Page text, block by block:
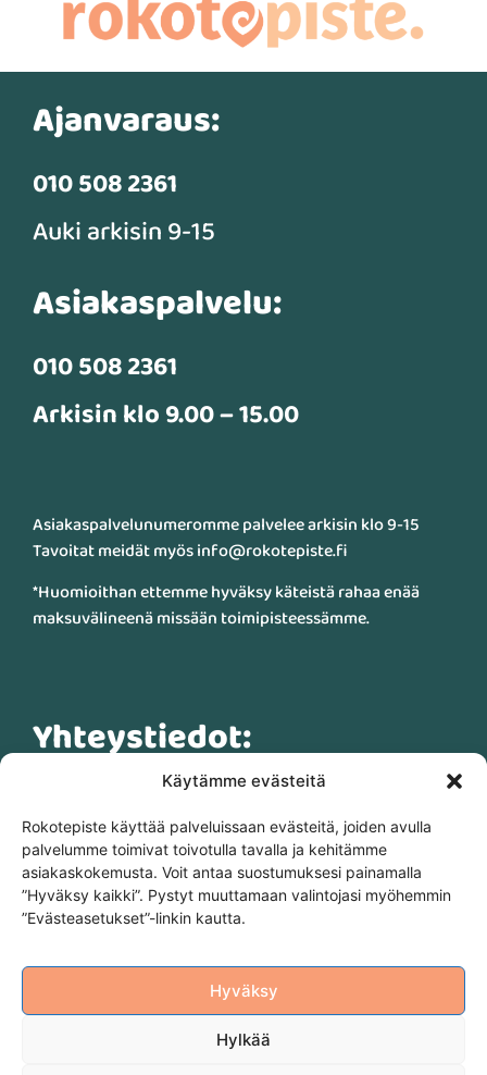
Käytämme evästeitä
Rokotepiste käyttää palveluissaan evästeitä, joiden avulla
palvelumme toimivat toivotulla tavalla ja kehitämme
asiakaskokemusta. Voit antaa suostumuksesi painamalla
”Hyväksy kaikki”. Pystyt muuttamaan valintojasi myöhemmin
”Evästeasetukset”-linkin kautta.
Hyväksy
Hylkää
Ajanvaraus:
010 508 2361
Auki arkisin 9-15
Asiakaspalvelu:
010 508 2361
Arkisin klo 9.00 – 15.00
Asiakaspalvelunumeromme palvelee arkisin klo 9-15
Tavoitat meidät myös info@rokotepiste.fi
*Huomioithan ettemme hyväksy käteistä rahaa enää
maksuvälineenä missään toimipisteessämme.
Yhteystiedot:
info@rokotepiste.fi
Suomen Rokotepiste Oy (3334122-3)
Malminkaari 23 C, 00700 Helsinki